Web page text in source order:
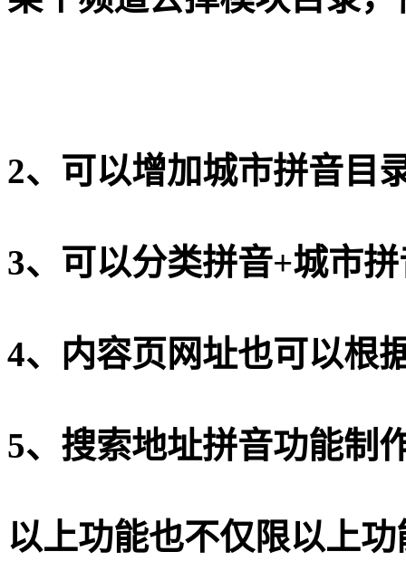
2、可以增加城市拼音目
3、可以分类拼音+城市
4、内容页网址也可以根
5、搜索地址拼音功能制
以上功能也不仅限以上